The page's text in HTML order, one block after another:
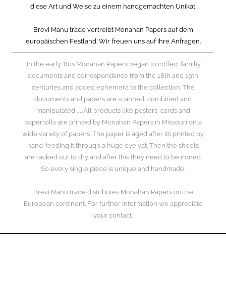
diese Art und Weise zu einem handgemachten Unikat.
Brevi Manu trade vertreibt Monahan Papers auf dem
europäischen Festland. Wir freuen uns auf Ihre Anfragen.
.In the early ’80s Monahan Papers began to collect familiy
documents and correspondance from the 18th and 19th
centuries and added ephemera to the collection. The
documents and papers are scanned, combined and
manipulated ….. All products like posters, cards and
paperrolls are printed by Monahan Papers in Missouri on a
wide variety of papers. The paper is aged after it’s printed by
hand-feeding it through a huge dye vat. Then the sheets
are racked out to dry and after this they need to be ironed.
So every single piece is unique and handmade.
Brevi Manu trade distributes Monahan Papers on the
European continent. For further information we appreciate
your contact.